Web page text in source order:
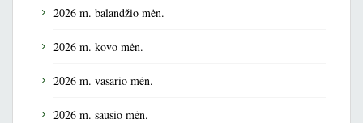
2026 m. balandžio mėn.
2026 m. kovo mėn.
2026 m. vasario mėn.
2026 m. sausio mėn.